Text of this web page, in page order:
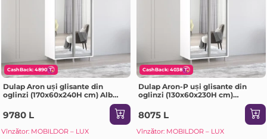
CashBack: 4890
Dulap Aron uși glisante din
oglinzi (170x60x240H cm) Alb
9780 L
Vînzător: MOBILDOR – LUX
CashBack: 4038
Dulap Aron-P uși glisante din
oglinzi (130x60x230H cm)
8075 L
Vînzător: MOBILDOR – LUX